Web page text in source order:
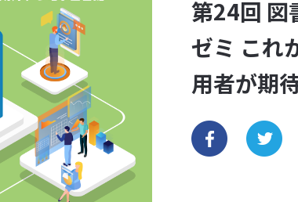
第24回
ゼミ これ
用者が期